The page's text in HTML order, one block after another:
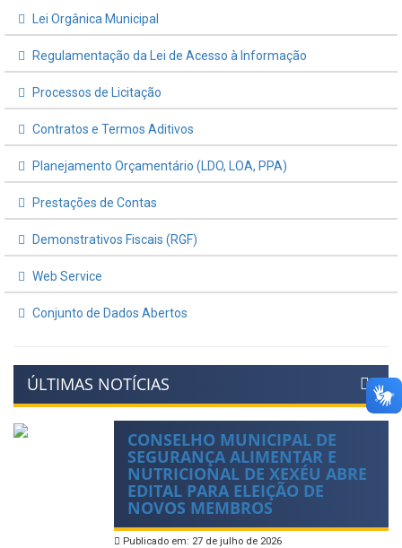
Lei Orgânica Municipal
Regulamentação da Lei de Acesso à Informação
Processos de Licitação
Contratos e Termos Aditivos
Planejamento Orçamentário (LDO, LOA, PPA)
Prestações de Contas
Demonstrativos Fiscais (RGF)
Web Service
Conjunto de Dados Abertos
ÚLTIMAS NOTÍCIAS
CONSELHO MUNICIPAL DE
SEGURANÇA ALIMENTAR E
NUTRICIONAL DE XEXÉU ABRE
EDITAL PARA ELEIÇÃO DE
NOVOS MEMBROS
Publicado em: 27 de julho de 2026